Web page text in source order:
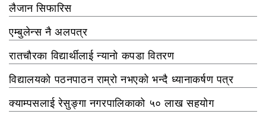
लैजान सिफारिस
एम्बुलेन्स नै अलपत्र
रातचौरका विद्यार्थीलाई न्यानो कपडा वितरण
विद्यालयको पठनपाठन राम्रो नभएको भन्दै ध्यानाकर्षण पत्र
क्याम्पसलाई रेसुङ्गा नगरपालिकाको ५० लाख सहयोग